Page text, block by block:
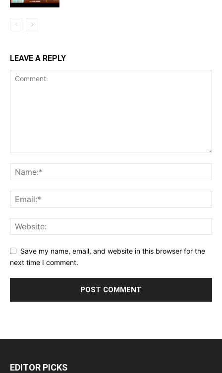
LEAVE A REPLY
Save my name, email, and website in this browser for the
next time I comment.
EDITOR PICKS